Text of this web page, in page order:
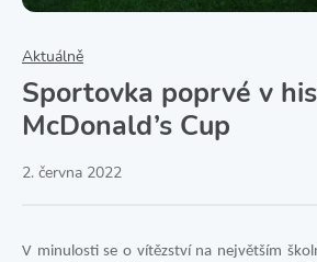
Aktuálně
Sportovka poprvé v
McDonald’s Cup
2. června 2022
V minulosti se o vítězství na největším